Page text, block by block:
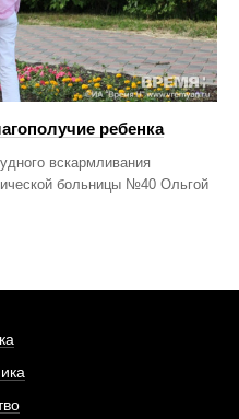
ребенка
вскармливания
больницы №40 Ольгой